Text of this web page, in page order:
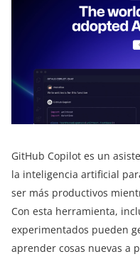
GitHub Copilot es un
la inteligencia artificial
ser más productivos
Con esta herramienta,
experimentados pueden
aprender cosas nuevas a